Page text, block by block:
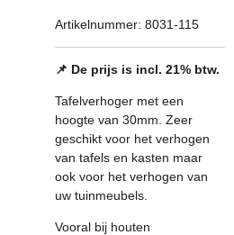
Artikelnummer: 8031-115
📌 De prijs is incl. 21% btw.
Tafelverhoger met een
hoogte van 30mm. Zeer
geschikt voor het verhogen
van tafels en kasten maar
ook voor het verhogen van
uw tuinmeubels.
Vooral bij houten